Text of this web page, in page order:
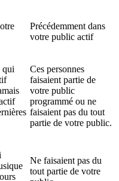
Précédemment dans
votre public actif
qui
Ces personnes
faisaient partie de
votre public
programmé ou ne
faisaient pas du tout
partie de votre public.
Ne faisaient pas du
tout partie de votre